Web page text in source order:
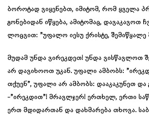
ბოროტად ვიყენებთ, იმიტომ, რომ ყველა
გონებიდან იწყება, ამიტომაც, დავაკავოთ
ლოცვით: ”უფალო იესუ ქრისტე, შემიწყალე
მუდამ უნდა ვირეკდეთ! უნდა ვისწავლოთ
არ დავიხოოთ უკან. უფალი ამბობს:
თქუენ”, უფალი არ ამბობს: დააკაკუნეთ და
-”ირეკდით”! მრავლჯერ! ერთხელ, ერთი
ერთ მდიდართან და დახმარება თხოვა.